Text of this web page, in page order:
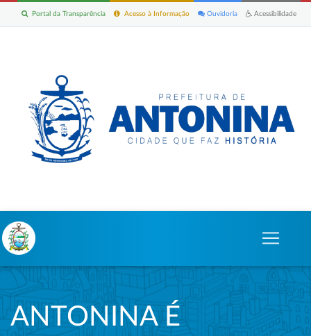
Acessibilidade
Ouvidoria
Acesso à Informação
Portal da Transparência
ANTONINA É